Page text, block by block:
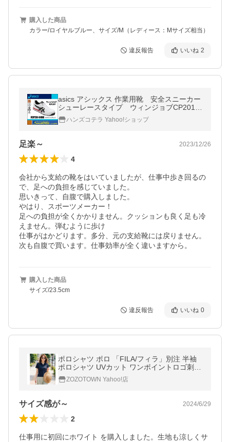
購入した商品
カラー/ロイヤルブルー、サイズ/M（レディース：Mサイズ相当）
違反報告 いいね 2
asics アシックス 作業用靴 安全スニーカー
シューレースタイプ ウィンジョブCP201
ホワイト×ブラック FCP201.0190
ハンズコテラ Yahoo!ショップ
足楽～ 2023/12/26
4
会社から支給の靴をはいていましたが、仕事中歩き回るの
で、足への負担を感じていました。
思いきって、自腹で購入しました。
やはり、スポーツメーカー！
足への負担が全くかかりません。クッションも良く足も冷
えません。弾むように歩け
仕事がはかどります。多分、元の支給靴には戻りません。
次も自腹で買います。仕事効率が全く違いますから。
購入した商品
サイズ/23.5cm
違反報告 いいね 0
ポロシャツ ポロ 「FILA/フィラ」別注 半袖
ポロシャツ UVカット ワンポイントロゴ刺繍
レディース
ZOZOTOWN Yahoo!店
サイズ感が～ 2024/6/29
2
仕事用に初回にホワイト を購入しました。生地も涼しくサ